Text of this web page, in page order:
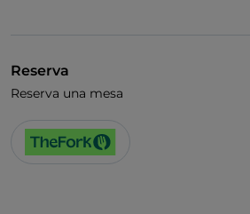
Reserva
Reserva una mesa